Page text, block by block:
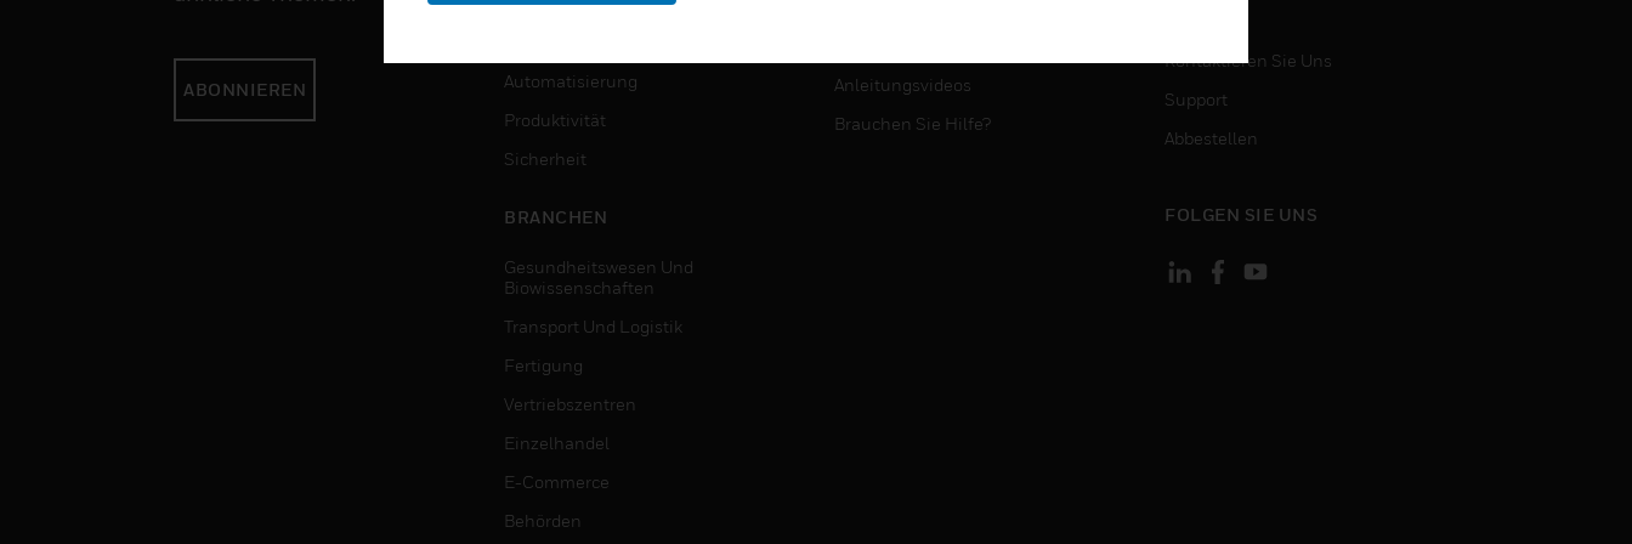
ABONNIEREN
Automatisierung
Produktivität
Sicherheit
BRANCHEN
Gesundheitswesen Und
Biowissenschaften
Transport Und Logistik
Fertigung
Vertriebszentren
Einzelhandel
E-Commerce
Behörden
Anleitungsvideos
Brauchen Sie Hilfe?
Kontaktieren Sie Uns
Support
Abbestellen
FOLGEN SIE UNS